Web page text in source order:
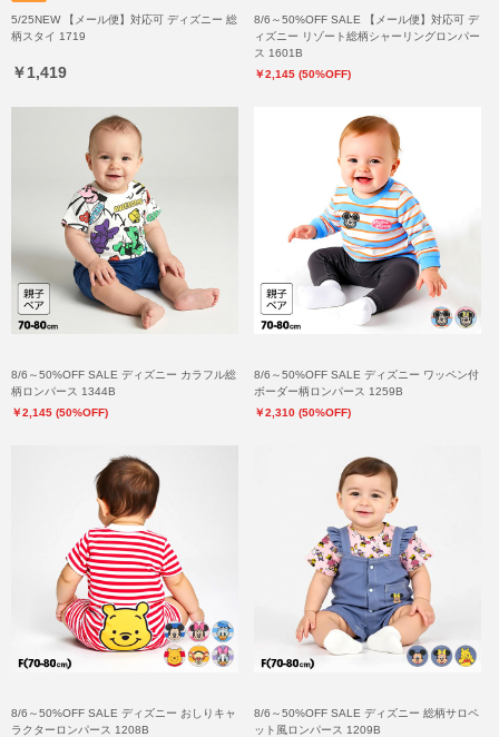
5/25NEW 【メール便】対応可 ディズニー 総
柄スタイ 1719
￥1,419
8/6～50%OFF SALE 【メール便】対応可 デ
ィズニー リゾート総柄シャーリングロンパー
ス 1601B
￥2,145 (50%OFF)
8/6～50%OFF SALE ディズニー カラフル総
柄ロンパース 1344B
￥2,145 (50%OFF)
8/6～50%OFF SALE ディズニー ワッペン付
ボーダー柄ロンパース 1259B
￥2,310 (50%OFF)
8/6～50%OFF SALE ディズニー おしりキャ
ラクターロンパース 1208B
8/6～50%OFF SALE ディズニー 総柄サロペ
ット風ロンパース 1209B